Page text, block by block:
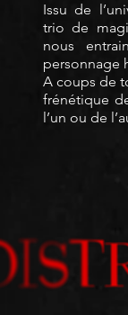
Issu de
trio de
nous
personnage
A coups de
frénétique
l’un ou de